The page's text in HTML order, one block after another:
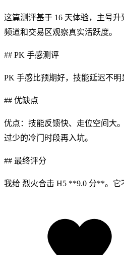
这篇测评基于 16 天体验，主号
频道和交易区观察真实活跃度。
## PK 手感测评
PK 手感比预期好，技能延迟不
## 优缺点
优点：技能反馈快、走位空间大
过少的冷门时段再入坑。
## 最终评分
我给 烈火合击 H5 **9.0 分**。它